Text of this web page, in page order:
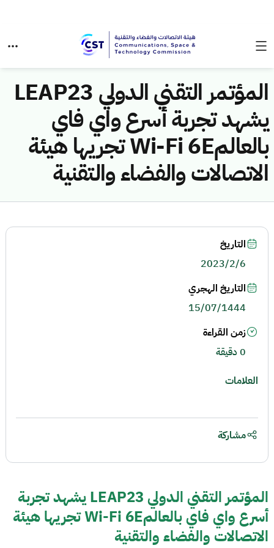
المؤتمر التقني الدولي LEAP23
يشهد تجربة أسرع واي فاي
بالعالمWi-Fi 6E تجريها هيئة
الاتصالات والفضاء والتقنية
المؤتمر التقني الدولي LEAP23 يشهد تجربة
أسرع واي فاي بالعالمWi-Fi 6E تجريها هيئة
الاتصالات والفضاء والتقنية
التاريخ
2023/2/6
التاريخ الهجري
15/07/1444
زمن القراءة
0 دقيقة
العلامات
مشاركة